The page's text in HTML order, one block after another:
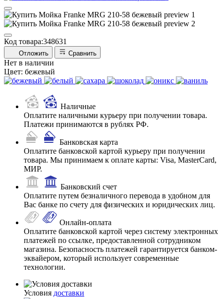
Код товара:348631
Отложить Сравнить
Нет в наличии
Цвет: бежевый
Наличные
Оплатите наличными курьеру при получении товара.
Платежи принимаются в рублях РФ.
Банковская карта
Оплатите банковской картой курьеру при получении
товара. Мы принимаем к оплате карты: Visa, MasterCard,
МИР.
Банковский счет
Оплатите путем безналичного перевода в удобном для
Вас банке по счету для физических и юридических лиц.
Онлайн-оплата
Оплатите банковской картой через систему электронных
платежей по ссылке, предоставленной сотрудником
магазина. Безопасность платежей гарантируется банком-
эквайером, который использует современные
технологии.
Условия доставки